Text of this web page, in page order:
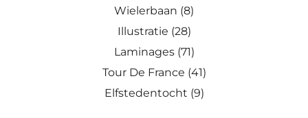
Wielerbaan (8)
Illustratie (28)
Laminages (71)
Tour De France (41)
Elfstedentocht (9)